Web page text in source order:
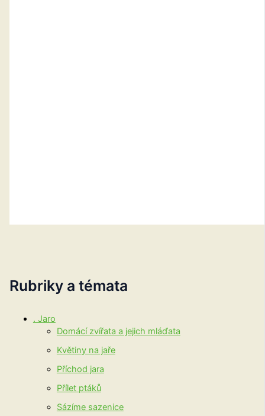
Rubriky a témata
. Jaro
Domácí zvířata a jejich mláďata
Květiny na jaře
Příchod jara
Přílet ptáků
Sázíme sazenice